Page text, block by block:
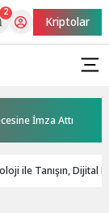
2
Kriptolar
İmza Attı
ile Tanışın, Dijital